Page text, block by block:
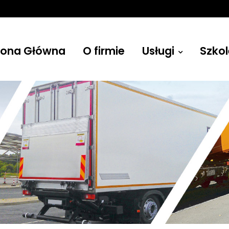
Główna O firmie Usługi
Żurawie
Budowlane, leśne, przenośne i